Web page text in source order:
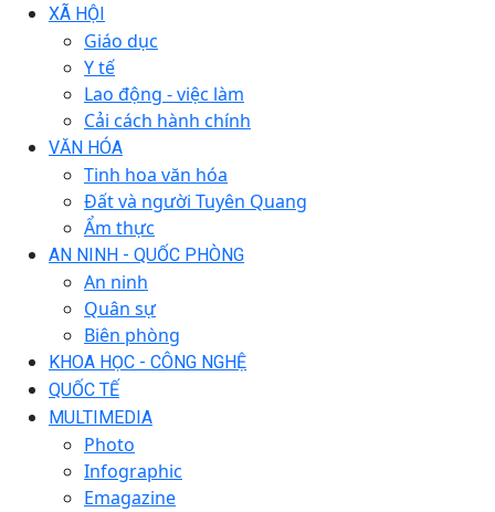
XÃ HỘI
Giáo dục
Y tế
Lao động - việc làm
Cải cách hành chính
VĂN HÓA
Tinh hoa văn hóa
Đất và người Tuyên Quang
Ẩm thực
AN NINH - QUỐC PHÒNG
An ninh
Quân sự
Biên phòng
KHOA HỌC - CÔNG NGHỆ
QUỐC TẾ
MULTIMEDIA
Photo
Infographic
Emagazine